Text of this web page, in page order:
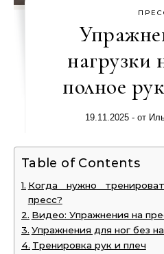
нагрузки
полное
19.11.2025 - от
Table of Contents
Когда нужно
пресс?
Видео: Упражнения на
Упражнения для ног без
Тренировка рук и плеч